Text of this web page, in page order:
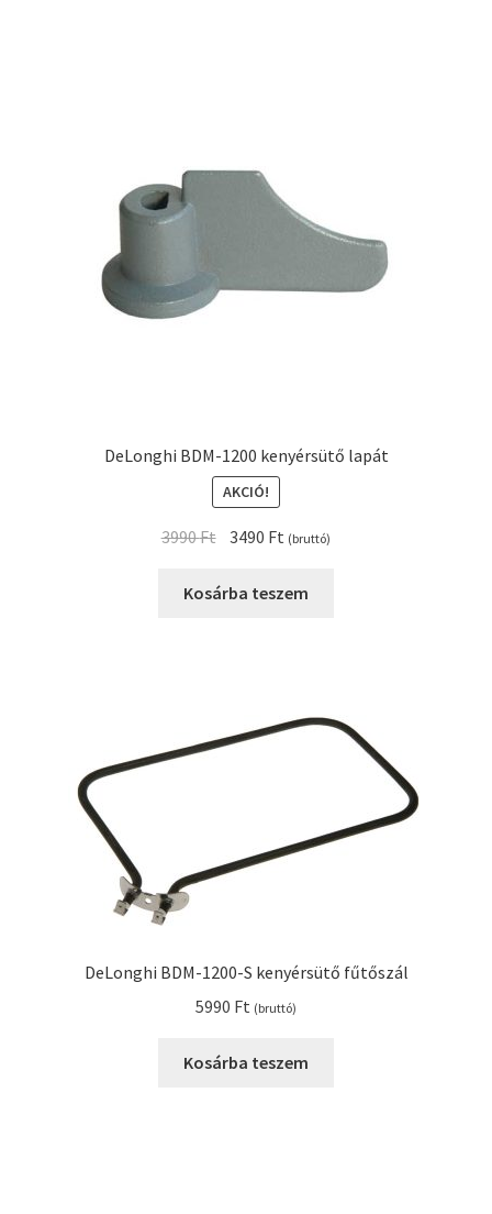
DeLonghi BDM-1200 kenyérsütő lapát
AKCIÓ!
3990Ft Original
was:
3490 Ft Current
is:
(bruttó)
Kosárba teszem
DeLonghi BDM-1200-S kenyérsütő fűtőszál
5990 Ft (bruttó)
Kosárba teszem